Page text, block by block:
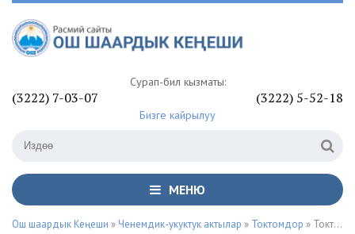
Сурап-билүү кызматы:
(3222) 7-03-07 (3222) 5-52-18
Бизге кайрылуу
МЕНЮ
Ош шаардык Кеңеши » Ченемдик-укуктук актылар » Токтомдор » Токтом №9